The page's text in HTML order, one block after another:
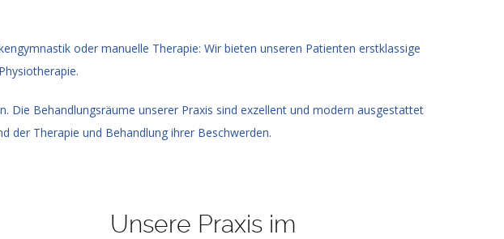
oder manuelle Therapie: Wir bieten unseren Patienten erstklassige
Behandlungsräume unserer Praxis sind exzellent und modern ausgestattet
der Therapie und Behandlung ihrer Beschwerden.
Unsere Praxis im